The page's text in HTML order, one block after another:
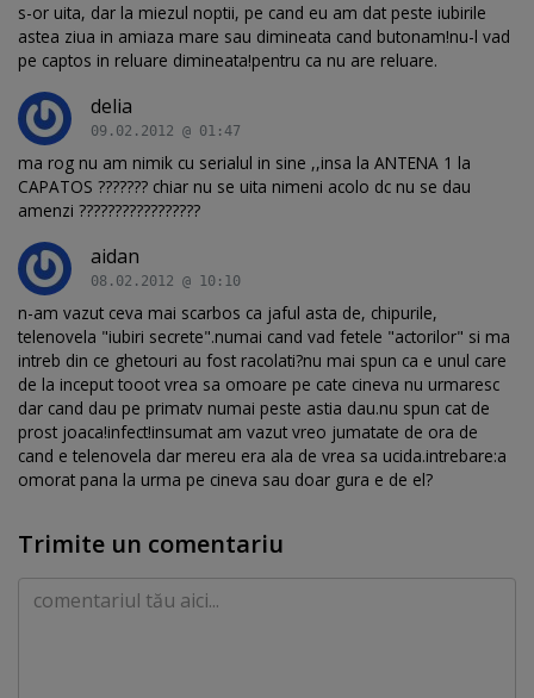
s-or uita, dar la miezul noptii, pe cand eu am dat peste iubirile
astea ziua in amiaza mare sau dimineata cand butonam!nu-l vad
pe captos in reluare dimineata!pentru ca nu are reluare.
delia
09.02.2012 @ 01:47
ma rog nu am nimik cu serialul in sine ,,insa la ANTENA 1 la
CAPATOS ??????? chiar nu se uita nimeni acolo dc nu se dau
amenzi ?????????????????
aidan
08.02.2012 @ 10:10
n-am vazut ceva mai scarbos ca jaful asta de, chipurile,
telenovela "iubiri secrete".numai cand vad fetele "actorilor" si ma
intreb din ce ghetouri au fost racolati?nu mai spun ca e unul care
de la inceput tooot vrea sa omoare pe cate cineva nu urmaresc
dar cand dau pe primatv numai peste astia dau.nu spun cat de
prost joaca!infect!insumat am vazut vreo jumatate de ora de
cand e telenovela dar mereu era ala de vrea sa ucida.intrebare:a
omorat pana la urma pe cineva sau doar gura e de el?
Trimite un comentariu
Comentariu